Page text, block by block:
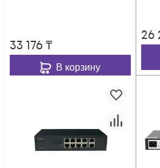
33 176₸
В корзину
26